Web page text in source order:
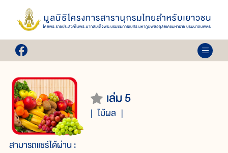
เล่ม 5
ไม้ผล
สามารถแชร์ได้ผ่าน :